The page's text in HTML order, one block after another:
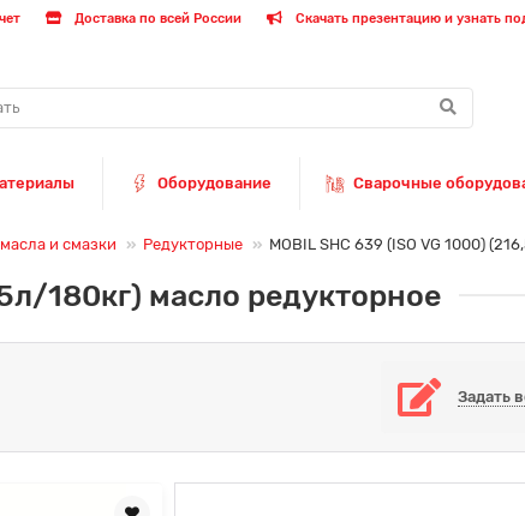
Доставка по всей России Скачать презентацию и узнать
Оборудование Сварочные
и смазки Редукторные MOBIL SHC 639 (ISO VG 1000)
180кг) масло редукторное
Задать